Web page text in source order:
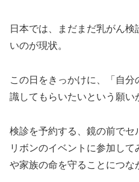
日本では、まだまだ乳がん
いのが現状。
この日をきっかけに、「自
識してもらいたいという願い
検診を予約する、鏡の前でセ
リボンのイベントに参加し
や家族の命を守ることにつな